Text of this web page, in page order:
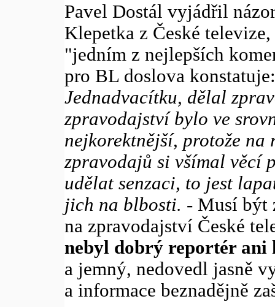
Pavel Dostál vyjádřil
Klepetka z České
"jedním z nejlepších
pro BL doslova
Jednadvacítku, dělal
zpravodajství bylo ve
nejkorektnější, protože
zpravodajů si všímal věcí
udělat senzaci, to jest
jich na blbosti. - Musí být
na zpravodajství České
nebyl dobrý reportér ani
a jemný, nedovedl jasně
a informace beznadějně